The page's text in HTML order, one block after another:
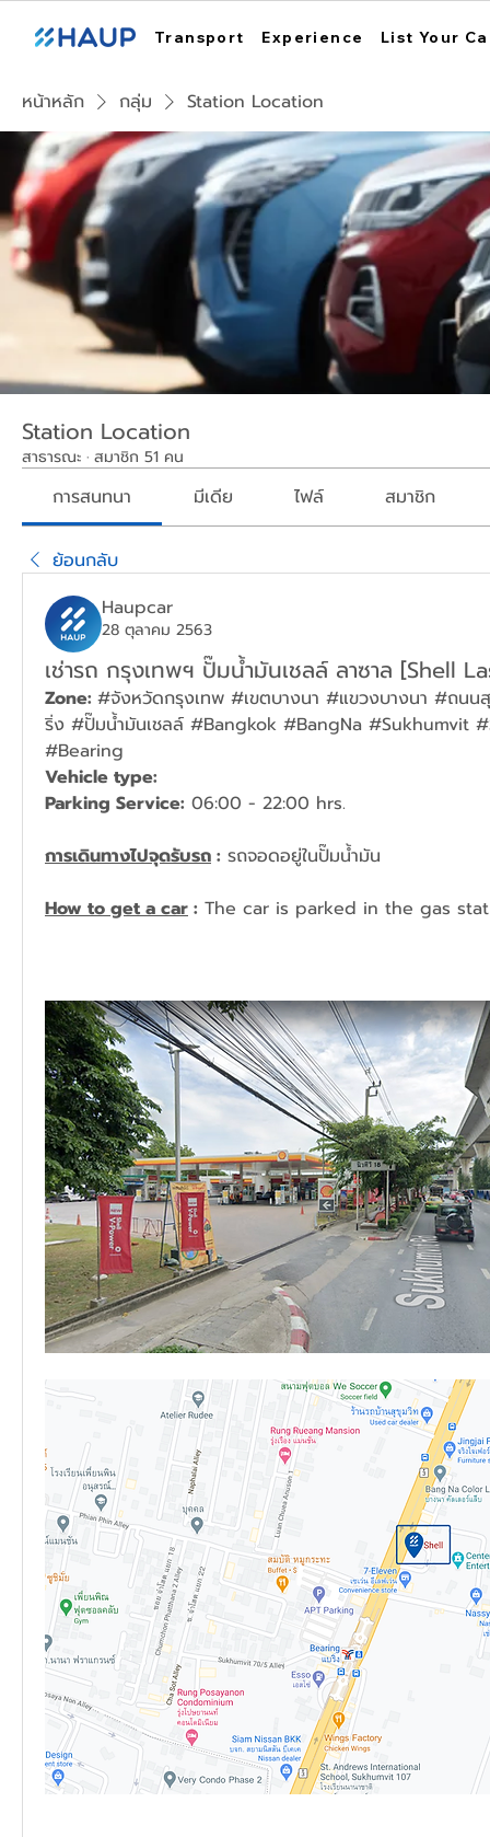
Transport Experience List Your
หน้าหลัก กลุ่ม Station Location
Station Location
สาธารณะ · สมาชิก 51 คน
การสนทนา มีเดีย ไฟล์ สมาชิก
ย้อนกลับ
Haupcar
28 ตุลาคม 2563
เช่ารถ กรุงเทพฯ ปั๊มน้ำมันเชลล์ ลาซาล [Shell
Zone: #จังหวัดกรุงเทพ #เขตบางนา #แขวงบางนา #ถนน
ริ่ง #ปั๊มน้ำมันเชลล์ #Bangkok #BangNa #Sukhumvit
#Bearing
Vehicle type:
Parking Service: 06:00 - 22:00 hrs.
การเดินทางไปจุดรับรถ : รถจอดอยู่ในปั๊มน้ำมัน
How to get a car : The car is parked in the gas